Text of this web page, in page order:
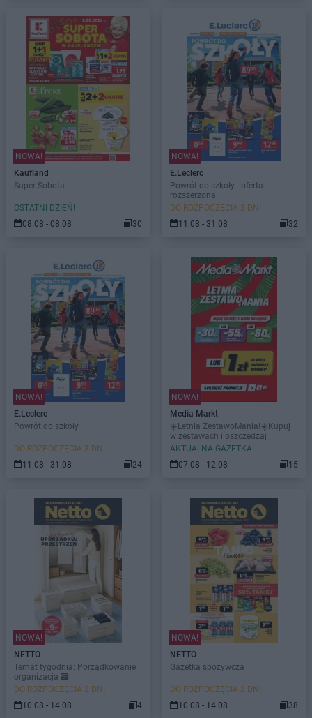
NOWA!
Kaufland
Super Sobota
OSTATNI DZIEŃ!
08.08 - 08.08
30
NOWA!
E.Leclerc
Powrót do szkoły - oferta
rozszerzona
DO ROZPOCZĘCIA 3 DNI
11.08 - 31.08
32
NOWA!
E.Leclerc
Powrót do szkoły
DO ROZPOCZĘCIA 3 DNI
11.08 - 31.08
24
NOWA!
Media Markt
☀️Letnia ZestawoMania!☀️Kupuj
w zestawach i oszczędzaj
AKTUALNA GAZETKA
07.08 - 12.08
15
NOWA!
NETTO
Temat tygodnia: Porządkowanie i
organizacja 🗃️
DO ROZPOCZĘCIA 2 DNI
10.08 - 14.08
4
NOWA!
NETTO
Gazetka spożywcza
DO ROZPOCZĘCIA 2 DNI
10.08 - 14.08
38